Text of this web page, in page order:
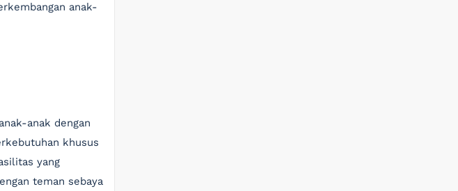
anak-
anak dengan
khusus
yang
teman sebaya